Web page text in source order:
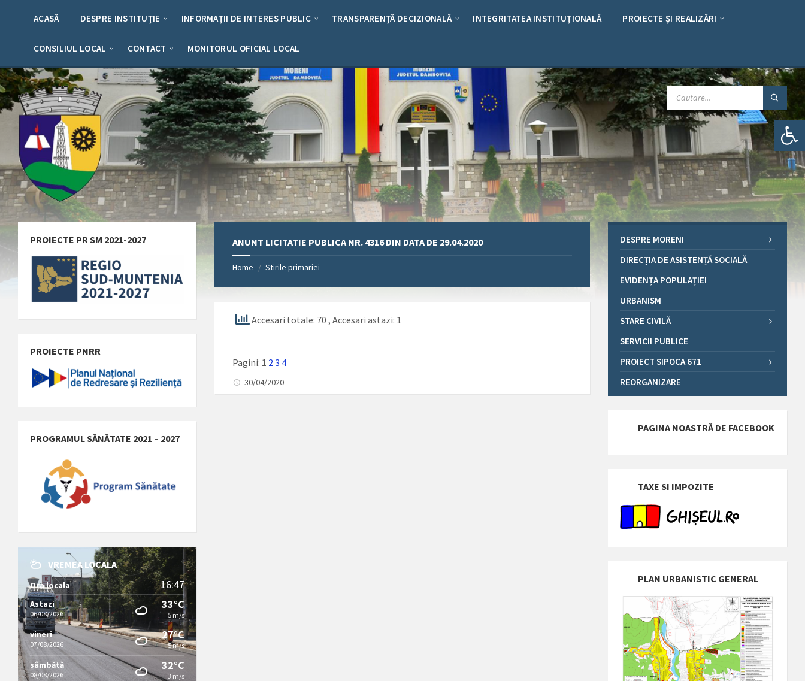
Deschide bara de unelte
ACASĂ DESPRE INSTITUȚIE INFORMAȚII DE INTERES PUBLIC TRANSPARENȚĂ DECIZIONALĂ INTEGRITATEA INSTITUȚIONALĂ PROIECTE ȘI REALIZĂRI
CONSILIUL LOCAL CONTACT MONITORUL OFICIAL LOCAL
CAUTARE:
ANUNT LICITATIE PUBLICA NR. 4316 DIN DATA DE 29.04.2020
Home / Stirile primariei
Accesari totale: 70, Accesari astazi: 1
Pagini: 1 2 3 4
30/04/2020
PROIECTE PR SM 2021-2027
PROIECTE PNRR
PROGRAMUL SĂNĂTATE 2021 – 2027
VREMEA LOCALA
Ora locala 16:47
Astazi
06/08/2026
33°C
5 m/s
vineri
07/08/2026
27°C
5 m/s
sâmbătă
08/08/2026
32°C
3 m/s
DESPRE MORENI
DIRECȚIA DE ASISTENȚĂ SOCIALĂ
EVIDENȚA POPULAȚIEI
URBANISM
STARE CIVILĂ
SERVICII PUBLICE
PROIECT SIPOCA 671
REORGANIZARE
PAGINA NOASTRĂ DE FACEBOOK
TAXE SI IMPOZITE
PLAN URBANISTIC GENERAL